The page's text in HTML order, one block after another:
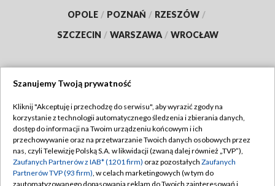
OPOLE / POZNAŃ / RZESZÓW /
SZCZECIN / WARSZAWA / WROCŁAW
TVP
Abonament TVP
Emisja w TVP
Centrum informacji TVP
Regulamin TVP
Polityka prywatności
Moje zgody
Szanujemy Twoją prywatność
Kliknij "Akceptuję i przechodzę do serwisu", aby wyrazić zgody na
korzystanie z technologii automatycznego śledzenia i zbierania danych,
dostęp do informacji na Twoim urządzeniu końcowym i ich
przechowywanie oraz na przetwarzanie Twoich danych osobowych przez
nas, czyli Telewizję Polską S.A. w likwidacji (zwaną dalej również „TVP”),
Zaufanych Partnerów z IAB* (1201 firm) oraz pozostałych Zaufanych
Partnerów TVP (93 firm), w celach marketingowych (w tym do
zautomatyzowanego dopasowania reklam do Twoich zainteresowań i